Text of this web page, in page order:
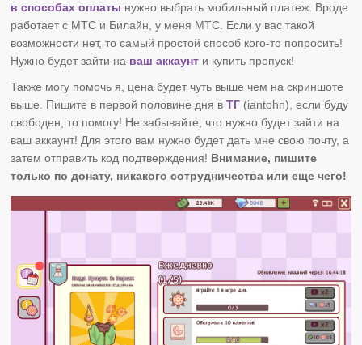
в способах оплаты нужно выбрать мобильный платеж. Вроде
работает с МТС и Билайн, у меня МТС. Если у вас такой
возможности нет, то самый простой способ кого-то попросить!
Нужно будет зайти на ваш аккаунт и купить пропуск!
Также могу помочь я, цена будет чуть выше чем на скриншоте
выше. Пишите в первой половине дня вТГ (iantohn), если буду
свободен, то помогу! Не забывайте, что нужно будет зайти на
ваш аккаунт! Для этого вам нужно будет дать мне свою почту, а
затем отправить код подтверждения! Внимание, пишите
только по донату, никакого сотрудничества или еще чего!